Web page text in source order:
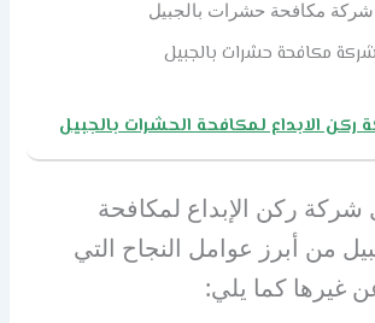
شركة مكافحة حشرات بالجبيل
الابداع لمكافحة الحشرات بالجبيل
ركن الإبداع لمكافحة
من أبرز عوامل النجاح التي
غيرها كما يلي: